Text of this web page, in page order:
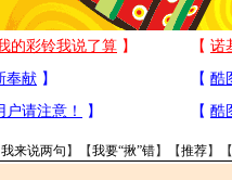
我来说两句 】【我要“揪”错】【推荐】